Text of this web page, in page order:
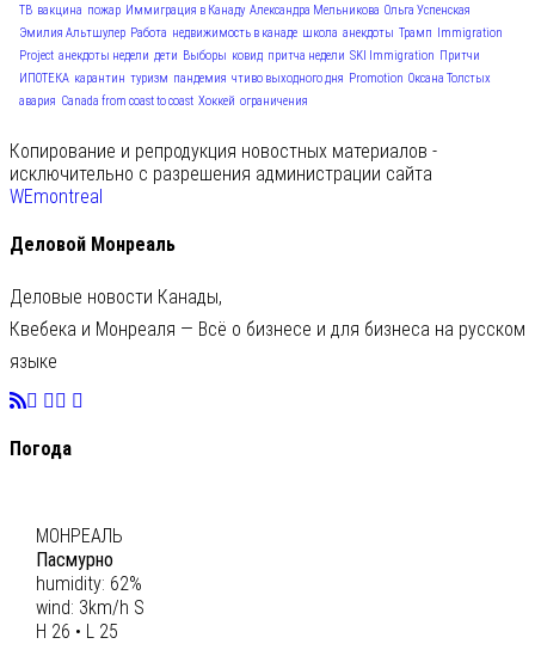
ТВ вакцина пожар Иммиграция в Канаду Александра Мельникова Ольга Успенская
Эмилия Альтшулер Работа недвижимость в канаде школа анекдоты Трамп Immigration
Project анекдоты недели дети Выборы ковид притча недели SKI Immigration Притчи
ИПОТЕКА карантин туризм пандемия чтиво выходного дня Promotion Оксана Толстых
авария Canada from coast to coast Хоккей ограничения
Копирование и репродукция новостных материалов -
исключительно с разрешения администрации сайта
WEmontreal
Деловой Монреаль
Деловые новости Канады,
Квебека и Монреаля — Всё о бизнесе и для бизнеса на русском
языке
Погода
МОНРЕАЛЬ
Пасмурно
humidity: 62%
wind: 3km/h S
H 26 • L 25